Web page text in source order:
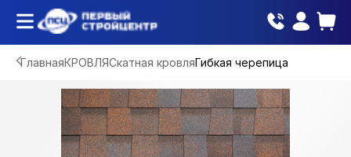
ГлавнаяКРОВЛЯСкатная кровляГибкая черепица